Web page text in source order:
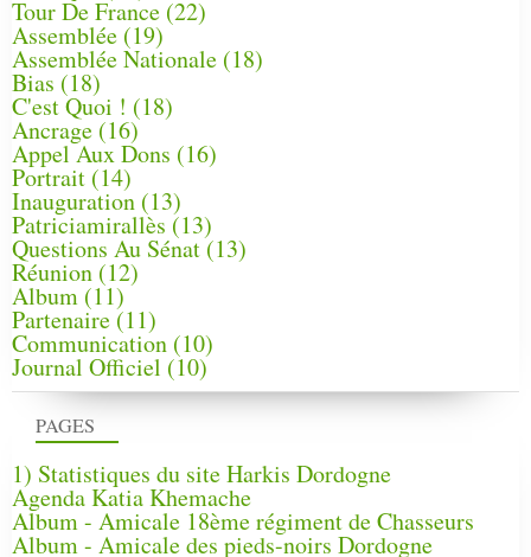
PAGES
1) Statistiques du site Harkis Dordogne
Agenda Katia Khemache
Album - Amicale 18ème régiment de Chasseurs
Album - Amicale des pieds-noirs Dordogne
Tour De France (22)
Assemblée (19)
Assemblée Nationale (18)
Bias (18)
C'est Quoi ! (18)
Ancrage (16)
Appel Aux Dons (16)
Portrait (14)
Inauguration (13)
Patriciamirallès (13)
Questions Au Sénat(13)
Réunion (12)
Album (11)
Partenaire(11)
Communication (10)
Journal Officiel (10)